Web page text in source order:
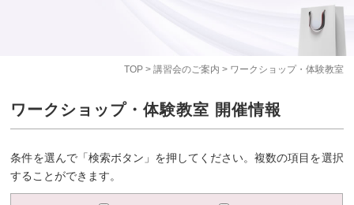
TOP> 講習会のご案内 > ワークショップ・体験教室
ワークショップ・体験教室 開催情報
条件を選んで「検索ボタン」を押してください。複数の項目を選択
することができます。